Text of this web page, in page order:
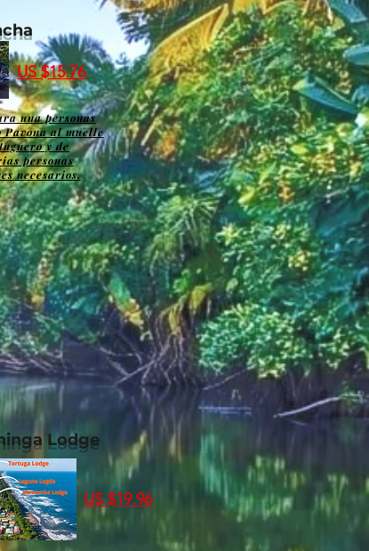
US $15.76
una personas
Pavona al muelle
y de
personas
necesarios.
Lodge
US $19.96